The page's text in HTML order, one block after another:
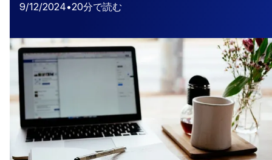
9/12/2024•20分で読む